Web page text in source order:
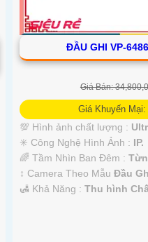
ĐẦU GHI VP-
Giá Bán:
Giá Khuyến Mại:
💯 Hình ảnh chất lượng :
✳️ Công Nghệ Hình Ảnh : IP.
🌈 Tầm Nhìn Ban Đêm :
↕️ Camera Theo Mẫu Đầu
️🛃 Khả Năng : Thu hình